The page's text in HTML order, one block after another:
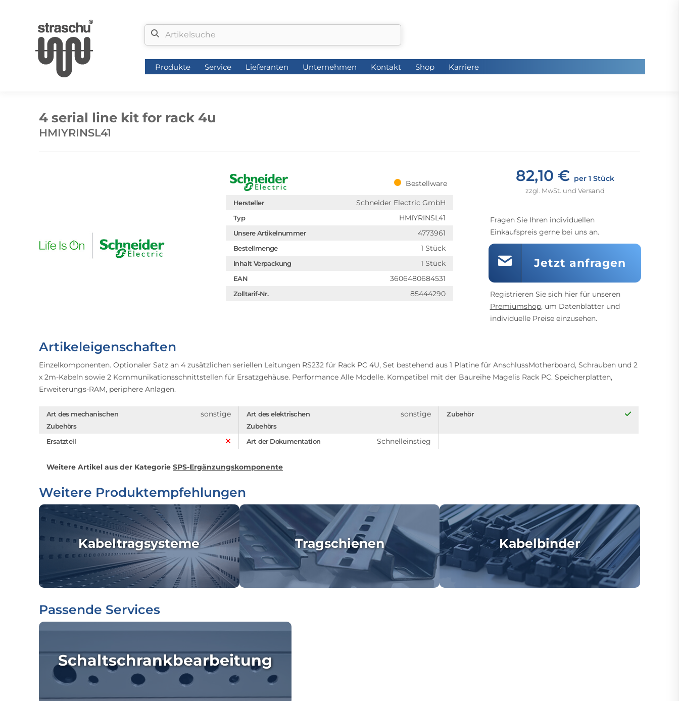
Produkte Service Lieferanten Unternehmen Kontakt Shop Karriere
4 serial line kit for rack 4u
HMIYRINSL41
Bestellware
Hersteller Schneider Electric GmbH
Typ HMIYRINSL41
Unsere Artikelnummer 4773961
Bestellmenge 1 Stück
Inhalt Verpackung 1 Stück
EAN 3606480684531
Zolltarif-Nr. 85444290
82,10 € per 1 Stück
zzgl. MwSt. und Versand
Fragen Sie Ihren individuellen
Einkaufspreis gerne bei uns an.
Jetzt anfragen
Registrieren Sie sich hier für unseren
Premiumshop, um Datenblätter und
individuelle Preise einzusehen.
Artikeleigenschaften
Einzelkomponenten. Optionaler Satz an 4 zusätzlichen seriellen Leitungen RS232 für Rack PC 4U, Set bestehend aus 1 Platine für AnschlussMotherboard, Schrauben und 2
x 2m-Kabeln sowie 2 Kommunikationsschnitt­stellen für Ersatzgehäuse. Performance Alle Modelle. Kompatibel mit der Baureihe Magelis Rack PC. Speicherplatten,
Erweiterungs-RAM, periphere Anlagen.
Art des mechanischen
Zubehörs
sonstige
Art des elektrischen
Zubehörs
sonstige Zubehör
Ersatzteil Art der Dokumentation Schnelleinstieg
Weitere Artikel aus der Kategorie SPS-Ergänzungskomponente
Weitere Produktempfehlungen
Kabeltragsysteme Tragschienen Kabelbinder
Passende Services
Schaltschrankbearbeitung
Produkte Service Lieferanten Unternehmen Kontakt